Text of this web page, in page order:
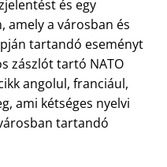
és egy
amely a városban és
tartandó eseményt
zászlót tartó NATO
angolul, franciául,
ami kétséges nyelvi
tartandó